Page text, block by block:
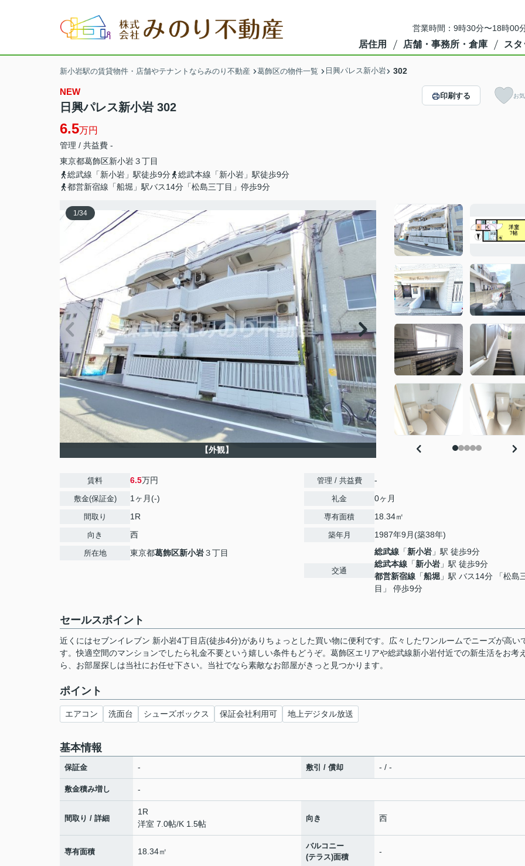
営業時間：9時30分〜18時
居住用 店舗・事務所・倉庫 スタ
新小岩駅の賃貸物件・店舗やテナントならみのり不動産 葛飾区の物件一覧 日興パレス新小岩 302
NEW
日興パレス新小岩 302
6.5万円
管理 / 共益費 -
東京都葛飾区新小岩３丁目
総武線「新小岩」駅徒歩9分
総武本線「新小岩」駅徒歩9分
都営新宿線「船堀」駅バス14分「松島三丁目」停歩9分
印刷する お
1/34
【外観】
賃料 6.5万円
敷金(保証金) 1ヶ月(-)
間取り 1R
向き 西
所在地 東京都葛飾区新小岩３丁目
管理 / 共益費 -
礼金 0ヶ月
専有面積 18.34㎡
築年月 1987年9月(築38年)
交通
総武線 「新小岩 」駅 徒歩9分
総武本線 「新小岩 」駅 徒歩9分
都営新宿線 「船堀 」駅 バス14分 「松島
目」 停歩9分
セールスポイント
近くにはセブンイレブン 新小岩4丁目店(徒歩4分)がありちょっとした買い物に便利です。広々したワンルームでニーズが高い
す。快適空間のマンションでしたら礼金不要という嬉しい条件もどうぞ。葛飾区エリアや総武線新小岩付近での新生活をお考
ら、お部屋探しは当社にお任せ下さい。当社でなら素敵なお部屋がきっと見つかります。
ポイント
エアコン 洗面台 シューズボックス 保証会社利用可 地上デジタル放送
基本情報
保証金 - 敷引 / 償却 - / -
敷金積み増し -
間取り / 詳細
1R
洋室 7.0帖/K 1.5帖
向き 西
専有面積 18.34㎡
バルコニー
(テラス)面積
-